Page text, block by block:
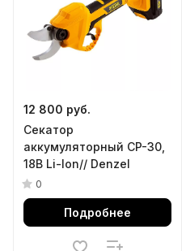
12 800 руб.
Секатор
аккумуляторный CP-30,
18В Li-Ion// Denzel
0
Подробнее